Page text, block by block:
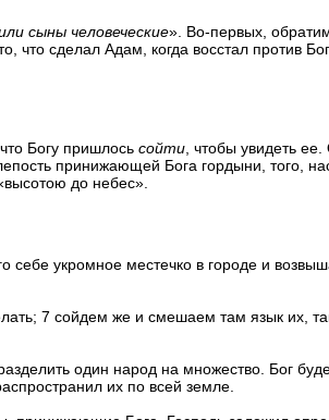
сыны человеческие». Во-первых,
сделал Адам, когда восстал против
что Богу пришлось сойти чтобы увидеть ее
принижающей Бога гордыни, того,
высотою до небес».
себе укромное местечко в городе и
7 сойдем же и смешаем там язык их,
один народ на множество. Бог
их по всей земле